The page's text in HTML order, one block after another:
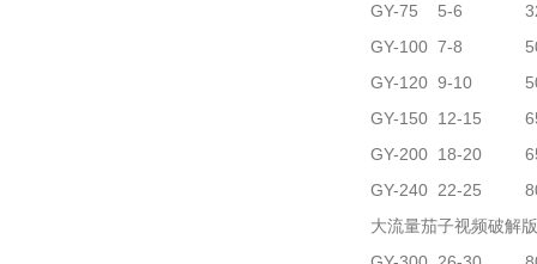
GY-75
5-6
GY-100 7-8
GY-120 9-10
GY-150 12-15
GY-200 18-20
GY-240 22-25
大流量茄子视频破解